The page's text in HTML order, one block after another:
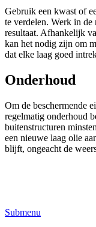
Gebruik een kwast of
te verdelen. Werk in
resultaat. Afhankelijk
kan het nodig zijn om
dat elke laag goed
Onderhoud
Om de beschermende
regelmatig onderhoud
buitenstructuren
een nieuwe laag olie
blijft, ongeacht de
Submenu